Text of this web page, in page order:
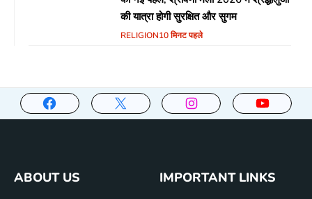
की यात्रा होगी सुरक्षित और सुगम
RELIGION10 मिनट पहले
ABOUT US
IMPORTANT LINKS